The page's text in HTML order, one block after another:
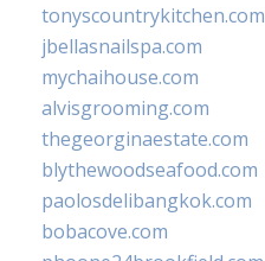
tonyscountrykitchen.com
jbellasnailspa.com
mychaihouse.com
alvisgrooming.com
thegeorginaestate.com
blythewoodseafood.com
paolosdelibangkok.com
bobacove.com